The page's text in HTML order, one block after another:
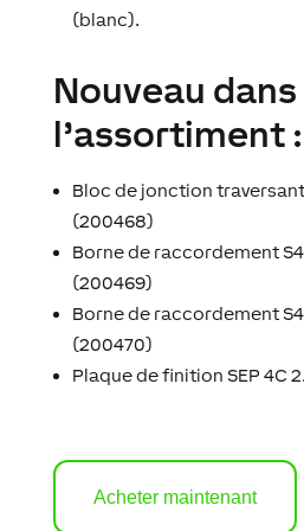
(blanc).
Nouveau dans
l’assortiment :
Bloc de jonction traversant
(200468)
Borne de raccordement
(200469)
Borne de raccordement
(200470)
Plaque de finition SEP 4C
Acheter maintenant